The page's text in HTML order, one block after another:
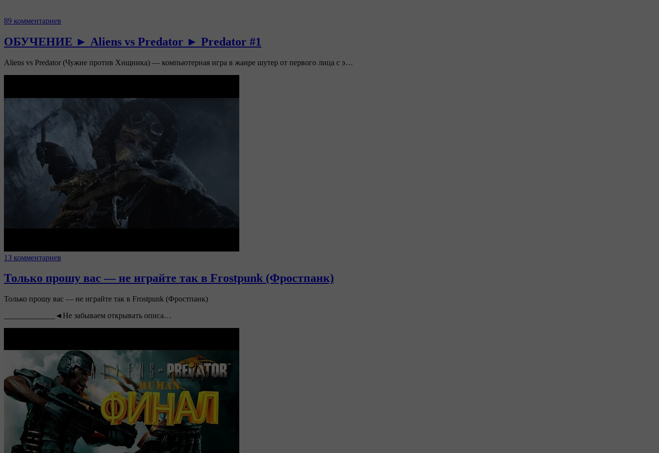
89 комментариев
ОБУЧЕНИЕ ► Aliens vs Predator ► Predator #1
Aliens vs Predator (Чужие против Хищника) — компьютерная игра в жанре шутер от первого лица с э…
13 комментариев
Только прошу вас — не играйте так в Frostpunk (Фростпанк)
Только прошу вас — не играйте так в Frostpunk (Фростпанк)
_____________◄Не забываем открывать описа…